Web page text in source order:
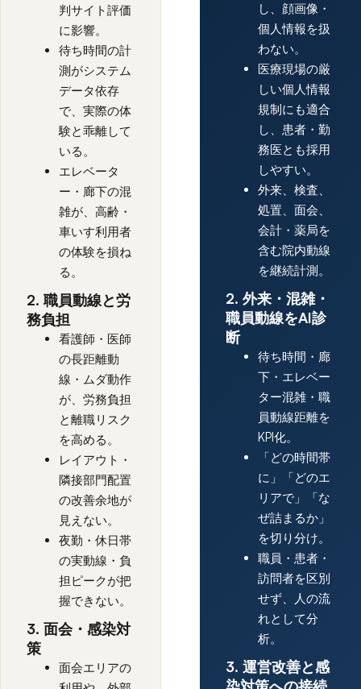
判サイト評価
に影響。
待ち時間の計
測がシステム
データ依存
で、実際の体
験と乖離して
いる。
エレベータ
ー・廊下の混
雑が、高齢・
車いす利用者
の体験を損ね
る。
2. 職員動線と労
務負担
看護師・医師
の長距離動
線・ムダ動作
が、労務負担
と離職リスク
を高める。
レイアウト・
隣接部門配置
の改善余地が
見えない。
夜勤・休日帯
の実動線・負
担ピークが把
握できない。
3. 面会・感染対
策
面会エリアの
し、顔画像・
個人情報を扱
わない。
医療現場の厳
しい個人情報
規制にも適合
し、患者・勤
務医とも採用
しやすい。
外来、検査、
処置、面会、
会計・薬局を
含む院内動線
を継続計測。
2. 外来・混雑・
職員動線をAI診
断
待ち時間・廊
下・エレベー
ター混雑・職
員動線距離を
KPI化。
「どの時間帯
に」「どのエ
リアで」「な
ぜ詰まるか」
を切り分け。
職員・患者・
訪問者を区別
せず、人の流
れとして分
析。
3. 運営改善と感